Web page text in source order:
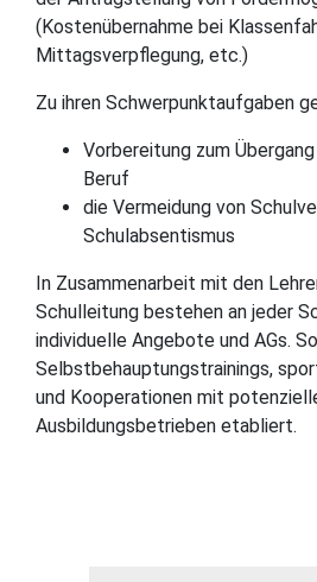
(Kostenübernahme bei
Mittagsverpflegung, etc.)
Zu ihren Schwerpunktaufgaben
Vorbereitung zum
Beruf
die Vermeidung von
Schulabsentismus
In Zusammenarbeit mit den
Schulleitung bestehen an jeder
individuelle Angebote und AGs.
Selbstbehauptungstrainings,
und Kooperationen mit
Ausbildungsbetrieben etabliert.